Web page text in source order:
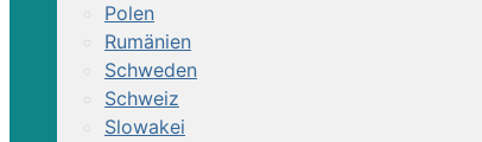
Polen
Rumänien
Schweden
Schweiz
Slowakei